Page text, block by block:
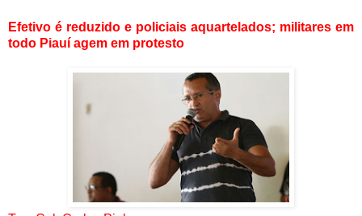
Efetivo é reduzido e policiais aquartelados; militares em
todo Piauí agem em protesto